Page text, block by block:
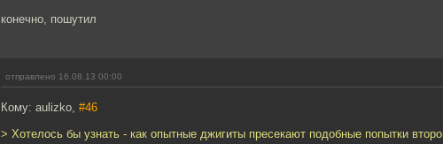
конечно, пошутил
отправлено 16.08.13 00:00
Кому: aulizko, #46
> Хотелось бы узнать - как опытные джигиты пресекают подобные попытки